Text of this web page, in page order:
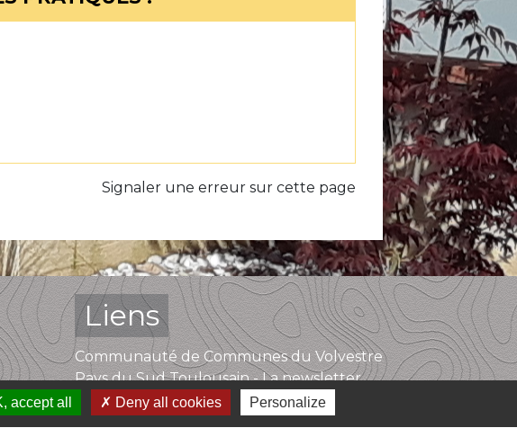
Signaler une erreur sur cette page
Liens
Communauté de Communes du Volvestre
Pays du Sud Toulousain - La newsletter
accept all Deny all cookies Personalize